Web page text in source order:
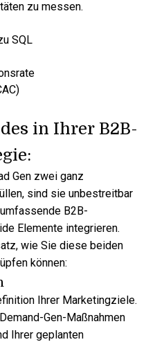
zu messen.
SQL
in Ihrer B2B-
Gen zwei ganz
sind sie unbestreitbar
B2B-
Elemente integrieren.
wie Sie diese beiden
können:
Ihrer Marketingziele.
Gen-Maßnahmen
Ihrer geplanten